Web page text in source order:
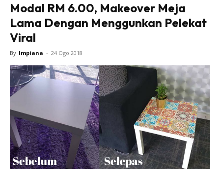
Ruang Makan
Ruang Tamu
Direktori
Interior Design
Landskap
DIY
Dapur
Ruang Makan
Make Over
Bilik Air
Modal RM 6.00, Makeover Meja
Lama Dengan Menggunkan Pelekat
Viral
By Impiana - 24 Ogo 2018